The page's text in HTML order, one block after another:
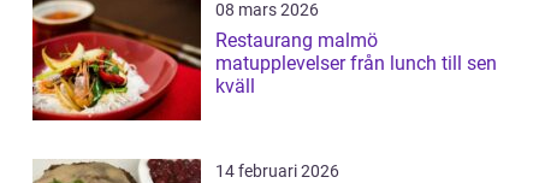
08 mars 2026
Restaurang malmö
matupplevelser från lunch till sen
kväll
14 februari 2026